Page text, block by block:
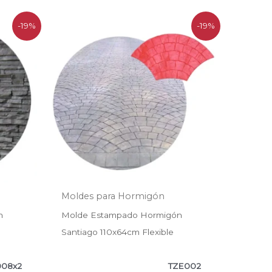
-19% -19%
Moldes para Hormigón
Molde Estampado Hormigón
Santiago 110x64cm Flexible
TZE002
era:
$119.200.
precio
actual
es:
$96.500.